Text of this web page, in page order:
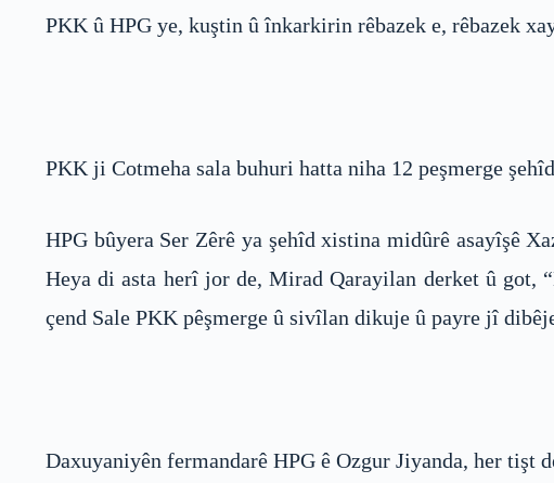
PKK û HPG ye, kuştin û înkarkirin rêbazek e, rêbazek
PKK ji Cotmeha sala buhuri hatta niha 12 peşmerge
HPG bûyera Ser Zêrê ya şehîd xistina midûrê asayîşê
Heya di asta herî jor de, Mirad Qarayilan derket û got,
çend Sale PKK pêşmerge û sivîlan dikuje û payre jî
Daxuyaniyên fermandarê HPG ê Ozgur Jiyanda, her tişt